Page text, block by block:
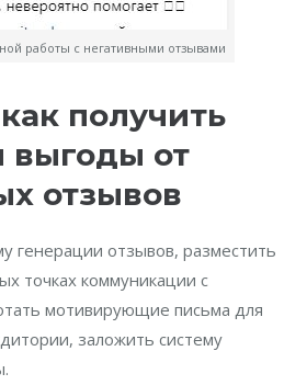
работы с негативными отзывами
получить
выгоды от
отзывов
генерации отзывов, разместить
точках коммуникации с
мотивирующие письма для
заложить систему